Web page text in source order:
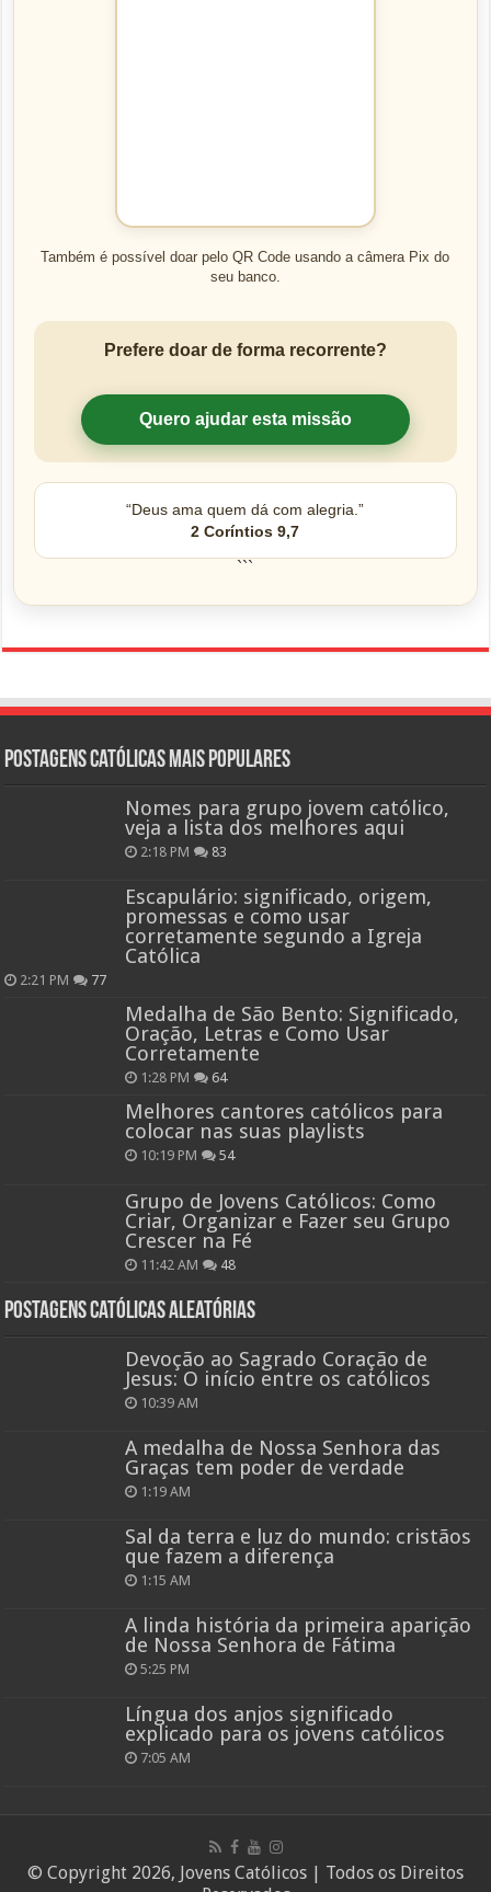
Também é possível doar pelo QR Code usando a câmera Pix do
seu banco.
Prefere doar de forma recorrente?
Quero ajudar esta missão
“Deus ama quem dá com alegria.”
2 Coríntios 9,7
```
Postagens católicas mais Populares
Nomes para grupo jovem católico,
veja a lista dos melhores aqui
2:18 PM 83
Escapulário: significado, origem,
promessas e como usar
corretamente segundo a Igreja
Católica
2:21 PM 77
Medalha de São Bento: Significado,
Oração, Letras e Como Usar
Corretamente
1:28 PM 64
Melhores cantores católicos para
colocar nas suas playlists
10:19 PM 54
Grupo de Jovens Católicos: Como
Criar, Organizar e Fazer seu Grupo
Crescer na Fé
11:42 AM 48
Postagens católicas aleatórias
Devoção ao Sagrado Coração de
Jesus: O início entre os católicos
10:39 AM
A medalha de Nossa Senhora das
Graças tem poder de verdade
1:19 AM
Sal da terra e luz do mundo: cristãos
que fazem a diferença
1:15 AM
A linda história da primeira aparição
de Nossa Senhora de Fátima
5:25 PM
Língua dos anjos significado
explicado para os jovens católicos
7:05 AM
© Copyright 2026, Jovens Católicos | Todos os Direitos